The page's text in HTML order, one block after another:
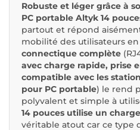
Robuste et léger grâce à
PC portable Altyk 14
partout et répond
mobilité des utilisateurs
connectique complète
avec charge rapide, prise
compatible avec les
pour PC portable) le rend
polyvalent et simple à
14 pouces utilise un
véritable atout car ce type